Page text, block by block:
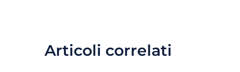
Articoli correlati